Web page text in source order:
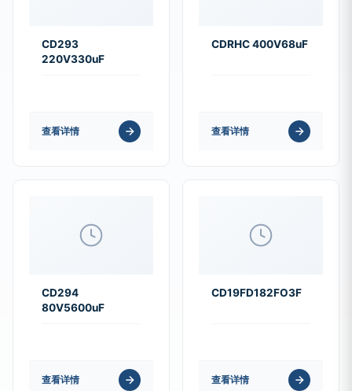
CD293
220V330uF
查看详情
CDRHC 400V68uF
查看详情
CD294
80V5600uF
查看详情
CD19FD182FO3F
查看详情